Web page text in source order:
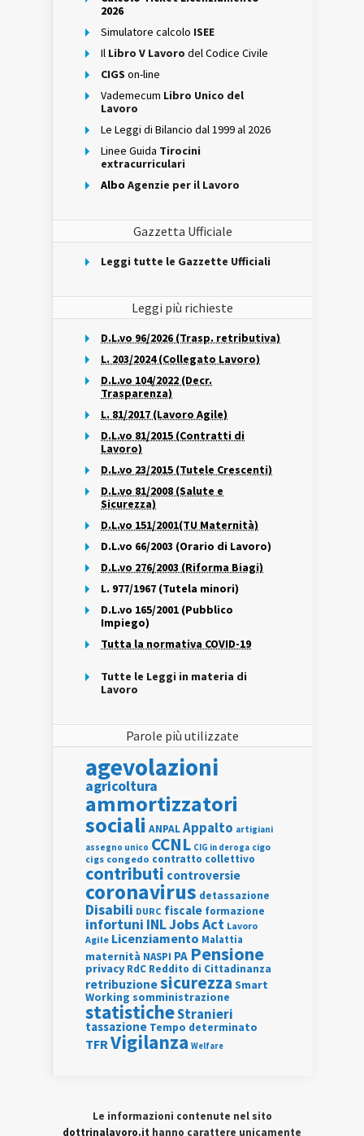
2026
Simulatore calcolo ISEE
Il Libro V Lavoro del Codice Civile
CIGS on-line
Vademecum Libro Unico del
Lavoro
Le Leggi di Bilancio dal 1999 al 2026
Linee Guida Tirocini
extracurriculari
Albo Agenzie per il Lavoro
Gazzetta Ufficiale
Leggi tutte le Gazzette Ufficiali
Leggi più richieste
D.L.vo 96/2026 (Trasp. retributiva)
L. 203/2024 (Collegato Lavoro)
D.L.vo 104/2022 (Decr.
Trasparenza)
L. 81/2017 (Lavoro Agile)
D.L.vo 81/2015 (Contratti di
Lavoro)
D.L.vo 23/2015 (Tutele Crescenti)
D.L.vo 81/2008 (Salute e
Sicurezza)
D.L.vo 151/2001(TU Maternità)
D.L.vo 66/2003 (Orario di Lavoro)
D.L.vo 276/2003 (Riforma Biagi)
L. 977/1967 (Tutela minori)
D.L.vo 165/2001 (Pubblico
Impiego)
Tutta la normativa COVID-19
Tutte le Leggi in materia di
Lavoro
Parole più utilizzate
agevolazioni
agricoltura
ammortizzatori
sociali ANPALAppalto artigiani
assegno unico CCNL CIG in deroga cigo
cigs congedo contratto collettivo
contributi controversie
coronavirus detassazione
Disabili DURC fiscale formazione
infortuni INLJobs Act Lavoro
Agile Licenziamento Malattia
maternità NASPI PA Pensione
privacy RdC Reddito di Cittadinanza
retribuzionesicurezza Smart
Working somministrazione
statisticheStranieri
tassazione Tempo determinato
TFRVigilanza Welfare
Le informazioni contenute nel sito
dottrinalavoro.it hanno carattere unicamente